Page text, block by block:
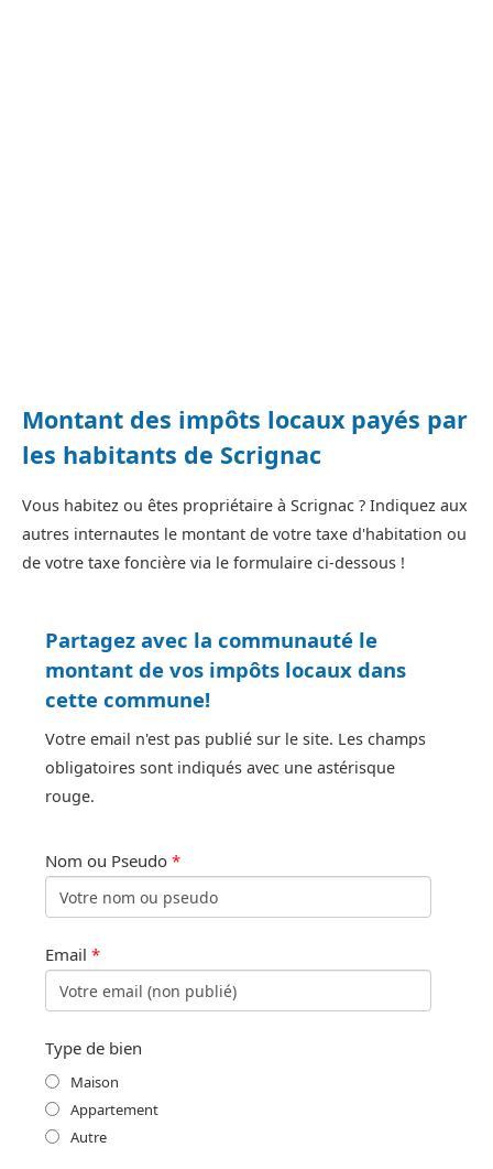
Montant des impôts locaux payés par
les habitants de Scrignac
Vous habitez ou êtes propriétaire à Scrignac ? Indiquez aux
autres internautes le montant de votre taxe d'habitation ou
de votre taxe foncière via le formulaire ci-dessous !
Partagez avec la communauté le
montant de vos impôts locaux dans
cette commune!
Votre email n'est pas publié sur le site. Les champs
obligatoires sont indiqués avec une astérisque
rouge.
Nom ou Pseudo *
Email *
Type de bien
Maison
Appartement
Autre